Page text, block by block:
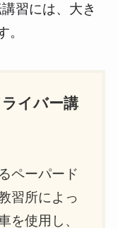
習には、大き
。
イバー講
ペーパード
習所によっ
を使用し、